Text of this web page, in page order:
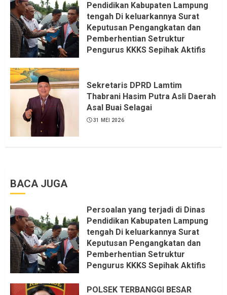
Pendidikan Kabupaten Lampung
tengah Di keluarkannya Surat
Keputusan Pengangkatan dan
Pemberhentian Setruktur
Pengurus KKKS Sepihak Aktifis
Dapat saya pastikan penuh Unsur
KKN, dan Unsur Politik.
6 AGUSTUS 2026
Sekretaris DPRD Lamtim
Thabrani Hasim Putra Asli Daerah
Asal Buai Selagai
31 MEI 2026
BACA JUGA
Persoalan yang terjadi di Dinas
Pendidikan Kabupaten Lampung
tengah Di keluarkannya Surat
Keputusan Pengangkatan dan
Pemberhentian Setruktur
Pengurus KKKS Sepihak Aktifis
Sangat menantang Aturan dan
POLSEK TERBANGGI BESAR